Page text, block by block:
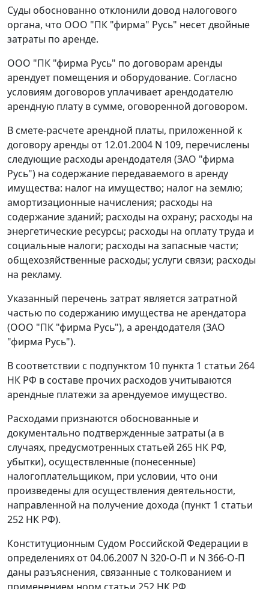
Суды обоснованно отклонили довод налогового
органа, что ООО "ПК "фирма" Русь" несет двойные
затраты по аренде.
ООО "ПК "фирма Русь" по договорам аренды
арендует помещения и оборудование. Согласно
условиям договоров уплачивает арендодателю
арендную плату в сумме, оговоренной договором.
В смете-расчете арендной платы, приложенной к
договору аренды от 12.01.2004 N 109, перечислены
следующие расходы арендодателя (ЗАО "фирма
Русь") на содержание передаваемого в аренду
имущества: налог на имущество; налог на землю;
амортизационные начисления; расходы на
содержание зданий; расходы на охрану; расходы на
энергетические ресурсы; расходы на оплату труда и
социальные налоги; расходы на запасные части;
общехозяйственные расходы; услуги связи; расходы
на рекламу.
Указанный перечень затрат является затратной
частью по содержанию имущества не арендатора
(ООО "ПК "фирма Русь"), а арендодателя (ЗАО
"фирма Русь").
В соответствии с подпунктом 10 пункта 1 статьи 264
НК РФ в составе прочих расходов учитываются
арендные платежи за арендуемое имущество.
Расходами признаются обоснованные и
документально подтвержденные затраты (а в
случаях, предусмотренных статьей 265 НК РФ,
убытки), осуществленные (понесенные)
налогоплательщиком, при условии, что они
произведены для осуществления деятельности,
направленной на получение дохода (пункт 1 статьи
252 НК РФ).
Конституционным Судом Российской Федерации в
определениях от 04.06.2007 N 320-О-П и N 366-О-П
даны разъяснения, связанные с толкованием и